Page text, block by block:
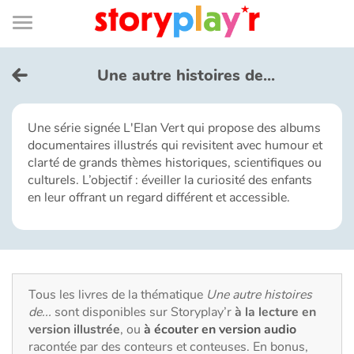
Connexion
Bibliothèque
de
page
Menu
Je me connecte
Tester gratuitement
Bibliothèque
Prix
Accueil
Contes d'ici et d'ailleurs
Une autre histoires de...
Une série signée L'Elan Vert qui propose des albums
documentaires illustrés qui revisitent avec humour et
clarté de grands thèmes historiques, scientifiques ou
culturels. L’objectif : éveiller la curiosité des enfants
en leur offrant un regard différent et accessible.
Tous les livres de la thématique Une autre histoires
de... sont disponibles sur Storyplay’rà la lecture en
version illustrée, ou à écouter en version audio
racontée par des conteurs et conteuses. En bonus,